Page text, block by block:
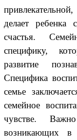
делает ребенка
счастья.
специфику,
развитие
Специфика
семье
семейное
чувстве.
возникающих в